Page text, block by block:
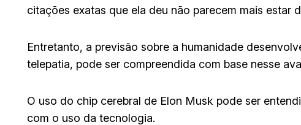
citações exatas que ela deu não parecem mais estar
Entretanto, a previsão sobre a humanidade
telepatia, pode ser compreendida com base nesse
O uso do chip cerebral de Elon Musk pode ser
com o uso da tecnologia.